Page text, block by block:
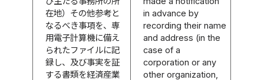
在地）その他参考と
なるべき事項を、専
用電子計算機に備え
られたファイルに記
録し、及び事実を証
する書類を経済産業
in advance by
recording their name
and address (in the
case of a
corporation or any
other organization,